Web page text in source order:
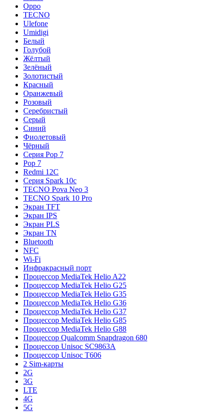
Oppo
TECNO
Ulefone
Umidigi
Белый
Голубой
Жёлтый
Зелёный
Золотистый
Красный
Оранжевый
Розовый
Серебристый
Серый
Синий
Фиолетовый
Чёрный
Серия Pop 7
Pop 7
Redmi 12C
Серия Spark 10c
TECNO Pova Neo 3
TECNO Spark 10 Pro
Экран TFT
Экран IPS
Экран PLS
Экран TN
Bluetooth
NFC
Wi-Fi
Инфракрасный порт
Процессор MediaTek Helio A22
Процессор MediaTek Helio G25
Процессор MediaTek Helio G35
Процессор MediaTek Helio G36
Процессор MediaTek Helio G37
Процессор MediaTek Helio G85
Процессор MediaTek Helio G88
Процессор Qualcomm Snapdragon 680
Процессор Unisoc SC9863A
Процессор Unisoc T606
2 Sim-карты
2G
3G
LTE
4G
5G